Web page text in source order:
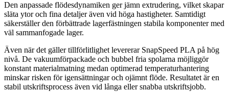
Den anpassade flödesdynamiken ger jämn extrudering, vilket skapar
släta ytor och fina detaljer även vid höga hastigheter. Samtidigt
säkerställer den förbättrade lagerfästningen stabila komponenter med
väl sammanfogade lager.
Även när det gäller tillförlitlighet levererar SnapSpeed PLA på hög
nivå. De vakuumförpackade och bubbel fria spolarna möjliggör
konstant materialmatning medan optimerad temperaturhantering
minskar risken för igensättningar och ojämnt flöde. Resultatet är en
stabil utskriftsprocess även vid långa eller snabba utskriftsjobb.